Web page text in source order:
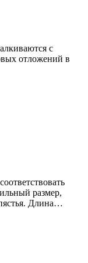
с
отложений в
размер,
Длина…